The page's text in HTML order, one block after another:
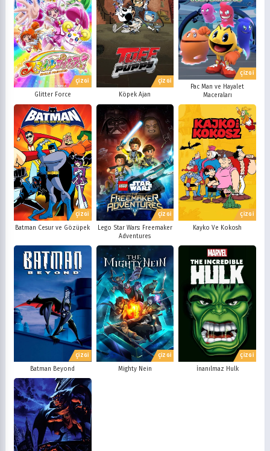
ÇİZGİ
Glitter Force
ÇİZGİ
Köpek Ajan
ÇİZGİ
Pac Man ve Hayalet
Maceraları
ÇİZGİ
Batman Cesur ve Gözüpek
ÇİZGİ
Lego Star Wars: Freemaker
Adventures
ÇİZGİ
Kayko Ve Kokosh
ÇİZGİ
Batman Beyond
ÇİZGİ
Mighty Nein
ÇİZGİ
İnanılmaz Hulk